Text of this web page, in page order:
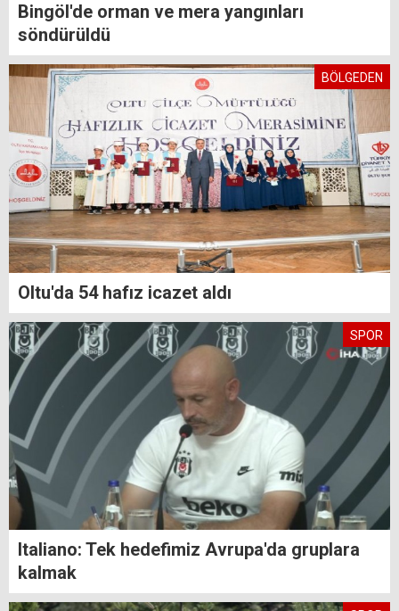
Bingöl'de orman ve mera yangınları
söndürüldü
BÖLGEDEN
Oltu'da 54 hafız icazet aldı
SPOR
Italiano: Tek hedefimiz Avrupa'da gruplara
kalmak